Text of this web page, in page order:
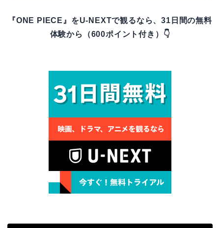
『ONE PIECE』をU-NEXTで観るなら、31日間の無料
体験から（600ポイント付き）👇